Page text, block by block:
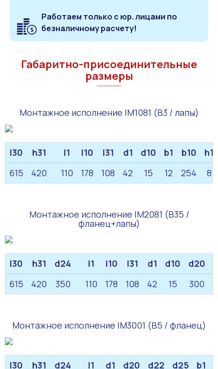
Работаем только с юр. лицами по
безналичному расчету!
Габаритно-присоединительные
размеры
Монтажное исполнение IM1081 (B3 / лапы)
l30 h31 l1 l10 l31 d1 d10 b1 b10
h1
615
420 110 178 108 42 15 12 254 8
Монтажное исполнение IM2081 (B35 /
фланец+лапы)
l30 h31 d24 l1 l10 l31 d1 d10 d20
615
420 350 110 178 108 42 15 300
Монтажное исполнение IM3001 (B5 / фланец)
l30 h31 d24 l1 d1 d20 d22 d25 b1